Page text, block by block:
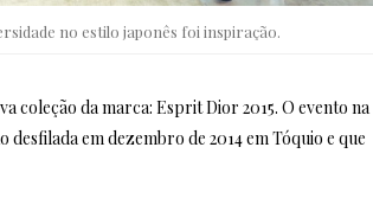
no estilo japonês foi inspiração.
coleção da marca: Esprit Dior 2015. O evento na
em dezembro de 2014 em Tóquio e que